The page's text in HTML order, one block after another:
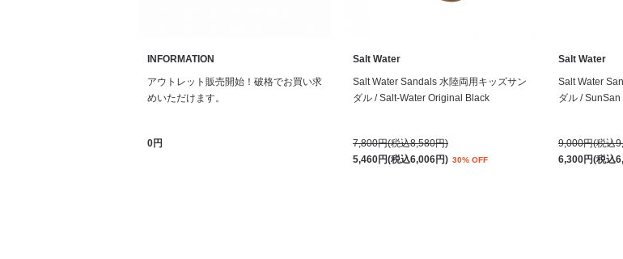
INFORMATION
アウトレット販売開始！破格でお買い求
めいただけます。
0円
Salt Water
Salt Water Sandals 水陸両用キッズサン
ダル / Salt-Water Original Black
7,800円(税込8,580円)
5,460円(税込6,006円) 30% OFF
Salt Water
Salt Water
ダル / SunSan
9,000円(税込
6,300円(税込